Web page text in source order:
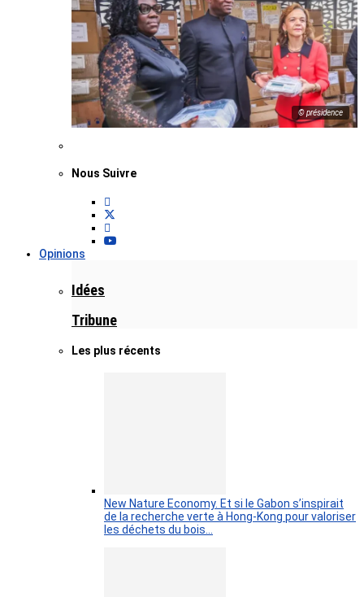
© présidence
Nous Suivre
Opinions
Idées
Tribune
Les plus récents
New Nature Economy. Et si le Gabon s’inspirait
de la recherche verte à Hong-Kong pour valoriser
les déchets du bois…